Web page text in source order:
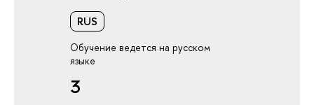
RUS
Обучение ведется на русском
языке
3